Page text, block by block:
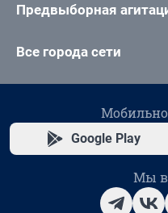
Предвыборная
Все города сети
Google Play
Мы в